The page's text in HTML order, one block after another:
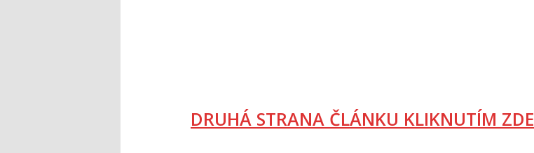
DRUHÁ STRANA ČLÁNKU KLIKNUTÍM ZDE